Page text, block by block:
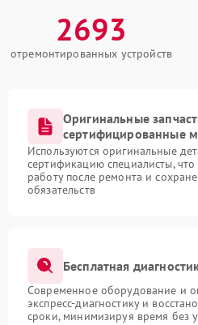
2693
отремонтированных устройств
Оригинальные
сертифицированные
Используются оригинальные
сертификацию специалисты,
работу после ремонта и
обязательств
Бесплатная
Современное оборудование и
экспресс-диагностику и
сроки, минимизируя время без